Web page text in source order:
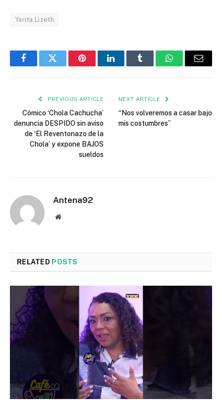
Yarita Lizeth
FacebookTwitter PinterestLinkedInTumblr WhatsAppEmail
PREVIOUS ARTICLE
Cómico ‘Chola Cachucha’
denuncia DESPIDO sin aviso
de ‘El Reventonazo de la
Chola’ y expone BAJOS
sueldos
NEXT ARTICLE
“Nos volveremos a casar bajo
mis costumbres”
Antena92
Website
RELATED POSTS